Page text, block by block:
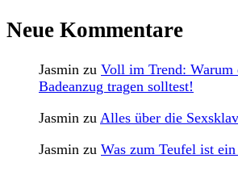
Neue Kommentare
Jasmin zu Voll im Trend: Warum
Badeanzug tragen solltest!
Jasmin zu Alles über die
Jasmin zu Was zum Teufel ist